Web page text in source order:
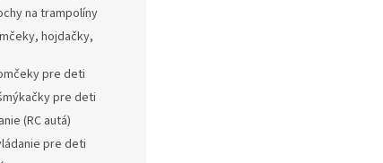
na trampolíny
hojdačky,
pre deti
pre deti
(RC autá)
pre deti